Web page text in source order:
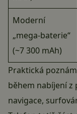
Moderní
„mega-baterie“
(~7 300 mAh)
Praktická
během nabíjení z
navigace,